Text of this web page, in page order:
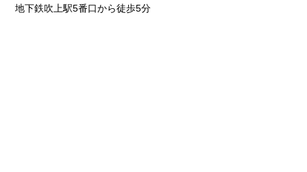
地下鉄吹上駅5番口から徒歩5分